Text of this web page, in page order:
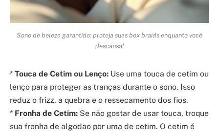
Sono de beleza garantido: proteja suas box braids enquanto você
descansa!
* Touca de Cetim ou Lenço: Use uma touca de cetim ou
lenço para proteger as tranças durante o sono. Isso
reduz o frizz, a quebra e o ressecamento dos fios.
* Fronha de Cetim: Se não gostar de usar touca, troque
sua fronha de algodão por uma de cetim. O cetim é